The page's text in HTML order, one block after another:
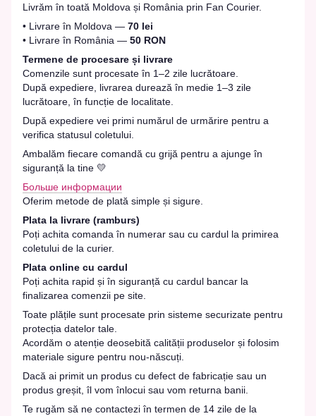
Livrăm în toată Moldova și România prin Fan Courier.
• Livrare în Moldova — 70 lei
• Livrare în România — 50 RON
Termene de procesare și livrare
Comenzile sunt procesate în 1–2 zile lucrătoare.
După expediere, livrarea durează în medie 1–3 zile
lucrătoare, în funcție de localitate.
După expediere vei primi numărul de urmărire pentru a
verifica statusul coletului.
Ambalăm fiecare comandă cu grijă pentru a ajunge în
siguranță la tine 💛
Больше информации
Oferim metode de plată simple și sigure.
Plata la livrare (ramburs)
Poți achita comanda în numerar sau cu cardul la primirea
coletului de la curier.
Plata online cu cardul
Poți achita rapid și în siguranță cu cardul bancar la
finalizarea comenzii pe site.
Toate plățile sunt procesate prin sisteme securizate pentru
protecția datelor tale.
Acordăm o atenție deosebită calității produselor și folosim
materiale sigure pentru nou-născuți.
Dacă ai primit un produs cu defect de fabricație sau un
produs greșit, îl vom înlocui sau vom returna banii.
Te rugăm să ne contactezi în termen de 14 zile de la